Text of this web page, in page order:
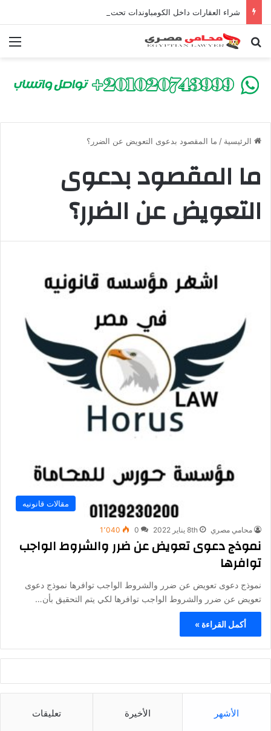
بحث عن
الرئيسية / ما المقصود بدعوى التعويض عن الضرر؟
ما المقصود بدعوى
التعويض عن الضرر؟
مقالات قانونيه
محامي مصري 8th يناير 2022 0 1٬040
نموذج دعوى تعويض عن ضرر والشروط الواجب
توافرها
نموذج دعوى تعويض عن ضرر والشروط الواجب توافرها نموذج دعوى
تعويض عن ضرر والشروط الواجب توافرها لكي يتم التحقيق بأن…
أكمل القراءة »
الأشهر الأخيرة تعليقات